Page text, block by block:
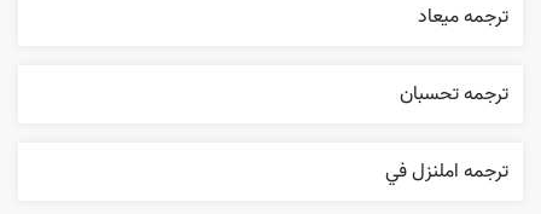
ترجمه ميعاد
ترجمه تحسبان
ترجمه املنزل في